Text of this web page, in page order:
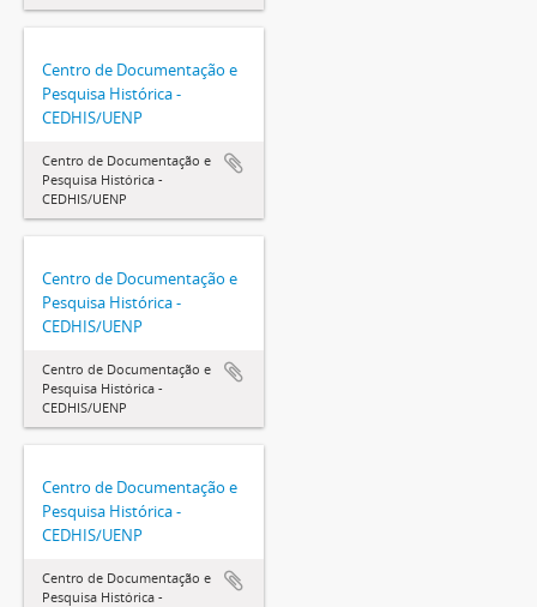
Centro de Documentação e
Pesquisa Histórica -
CEDHIS/UENP
Centro de Documentação e
Pesquisa Histórica -
CEDHIS/UENP
Centro de Documentação e
Pesquisa Histórica -
CEDHIS/UENP
Centro de Documentação e
Pesquisa Histórica -
CEDHIS/UENP
Centro de Documentação e
Pesquisa Histórica -
CEDHIS/UENP
Centro de Documentação e
Pesquisa Histórica -